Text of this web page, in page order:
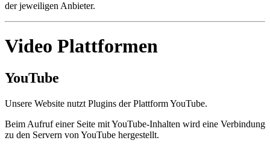
der jeweiligen Anbieter.
Video Plattformen
YouTube
Unsere Website nutzt Plugins der Plattform YouTube.
Beim Aufruf einer Seite mit YouTube-Inhalten wird eine Verbindung
zu den Servern von YouTube hergestellt.